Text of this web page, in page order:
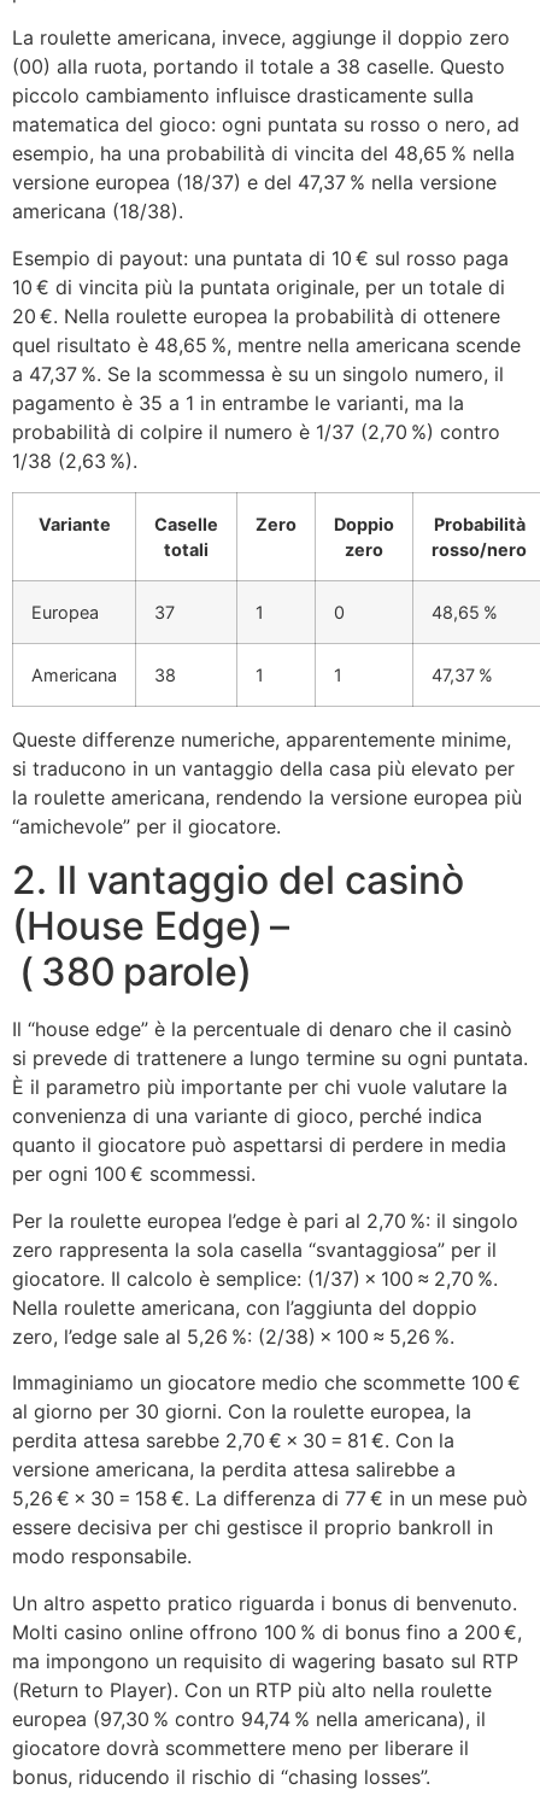
La roulette americana, invece, aggiunge il doppio zero
(00) alla ruota, portando il totale a 38 caselle. Questo
piccolo cambiamento influisce drasticamente sulla
matematica del gioco: ogni puntata su rosso o nero, ad
esempio, ha una probabilità di vincita del 48,65 % nella
versione europea (18/37) e del 47,37 % nella versione
americana (18/38).
Esempio di payout: una puntata di 10 € sul rosso paga
10 € di vincita più la puntata originale, per un totale di
20 €. Nella roulette europea la probabilità di ottenere
quel risultato è 48,65 %, mentre nella americana scende
a 47,37 %. Se la scommessa è su un singolo numero, il
pagamento è 35 a 1 in entrambe le varianti, ma la
probabilità di colpire il numero è 1/37 (2,70 %) contro
1/38 (2,63 %).
Variante
Caselle
totali
Zero
Doppio
zero
Probabilità
rosso/nero
Europea 37 1 0 48,65 %
Americana 38 1 1 47,37 %
Queste differenze numeriche, apparentemente minime,
si traducono in un vantaggio della casa più elevato per
la roulette americana, rendendo la versione europea più
“amichevole” per il giocatore.
2. Il vantaggio del casinò
(House Edge) –
( 380 parole)
Il “house edge” è la percentuale di denaro che il casinò
si prevede di trattenere a lungo termine su ogni puntata.
È il parametro più importante per chi vuole valutare la
convenienza di una variante di gioco, perché indica
quanto il giocatore può aspettarsi di perdere in media
per ogni 100 € scommessi.
Per la roulette europea l’edge è pari al 2,70 %: il singolo
zero rappresenta la sola casella “svantaggiosa” per il
giocatore. Il calcolo è semplice: (1/37) × 100 ≈ 2,70 %.
Nella roulette americana, con l’aggiunta del doppio
zero, l’edge sale al 5,26 %: (2/38) × 100 ≈ 5,26 %.
Immaginiamo un giocatore medio che scommette 100 €
al giorno per 30 giorni. Con la roulette europea, la
perdita attesa sarebbe 2,70 € × 30 = 81 €. Con la
versione americana, la perdita attesa salirebbe a
5,26 € × 30 = 158 €. La differenza di 77 € in un mese può
essere decisiva per chi gestisce il proprio bankroll in
modo responsabile.
Un altro aspetto pratico riguarda i bonus di benvenuto.
Molti casino online offrono 100 % di bonus fino a 200 €,
ma impongono un requisito di wagering basato sul RTP
(Return to Player). Con un RTP più alto nella roulette
europea (97,30 % contro 94,74 % nella americana), il
giocatore dovrà scommettere meno per liberare il
bonus, riducendo il rischio di “chasing losses”.